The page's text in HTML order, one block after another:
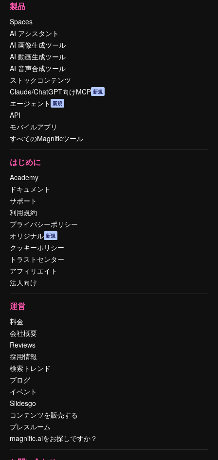
製品
Spaces
AI アシスタント
AI 画像生成ツール
AI 動画生成ツール
AI 音声合成ツール
ストックコンテンツ
Claude/ChatGPT向けMCP 新規
エージェント 新規
API
モバイルアプリ
すべてのMagnificツール
はじめに
Academy
ドキュメント
サポート
利用規約
プライバシーポリシー
オリジナル 新規
クッキーポリシー
トラストセンター
アフィリエイト
法人向け
運営
料金
会社概要
Reviews
採用情報
検索トレンド
ブログ
イベント
Slidesgo
コンテンツを販売する
プレスルーム
magnific.aiをお探しですか？